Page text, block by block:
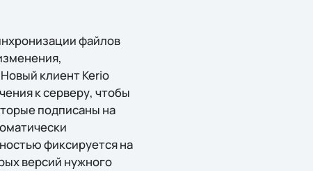
файлов
клиент Kerio
к серверу, чтобы
подписаны на
фиксируется на
версий нужного